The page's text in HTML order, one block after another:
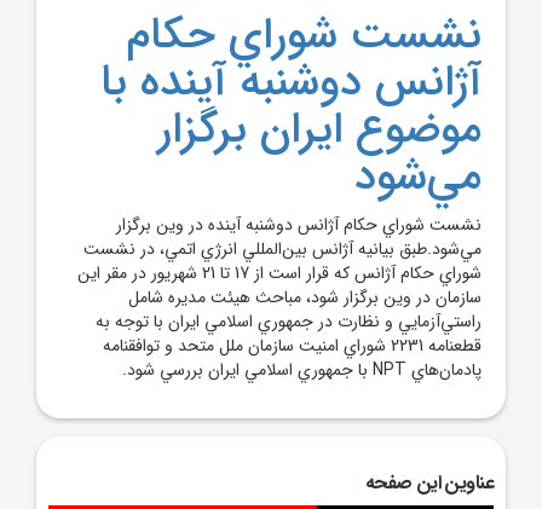
نشست شوراي حکام
آژانس دوشنبه آينده با
موضوع ايران برگزار
مي‌شود
نشست شوراي حکام آژانس دوشنبه آينده در وين برگزار
مي‌شود.طبق بيانيه آژانس بين‌المللي انرژي اتمي، در نشست
شوراي حکام آژانس که قرار است از 17 تا 21 شهريور در مقر اين
سازمان در وين برگزار شود، مباحث هيئت مديره شامل
راستي‌آزمايي و نظارت در جمهوري اسلامي ايران با توجه به
قطعنامه 2231 شوراي امنيت سازمان ملل متحد و توافقنامه
پادمان‌هاي NPT با جمهوري اسلامي ايران بررسي شود.
عناوین این صفحه